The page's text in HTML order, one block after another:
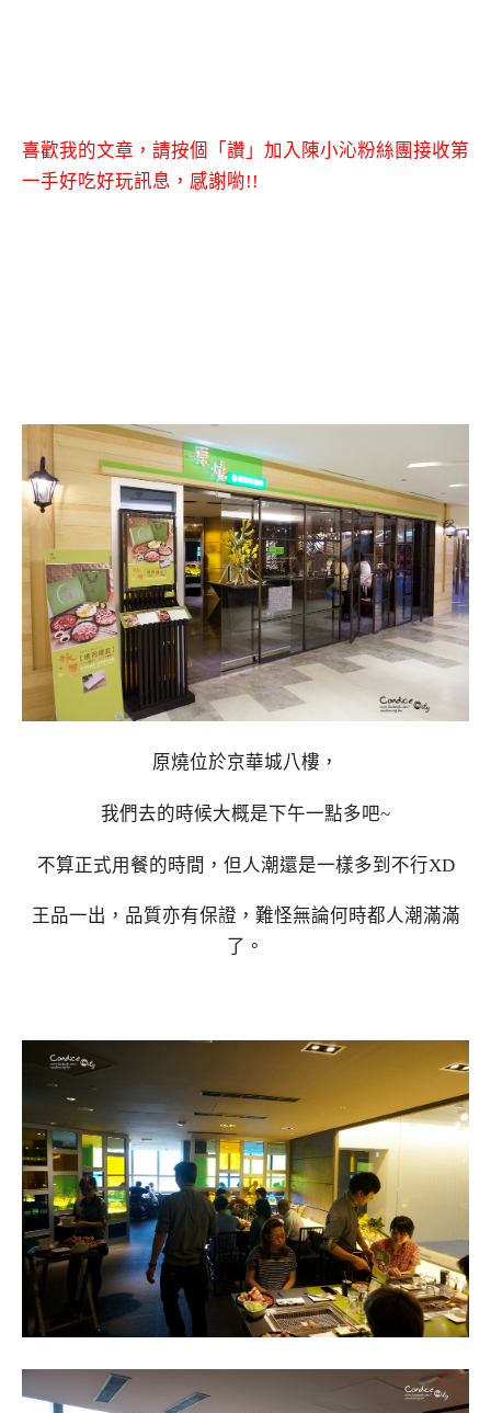
喜歡我的文章，請按個「讚」加入陳小沁粉絲團接收第
一手好吃好玩訊息，感謝喲!!
原燒位於京華城八樓，
我們去的時候大概是下午一點多吧~
不算正式用餐的時間，但人潮還是一樣多到不行XD
王品一出，品質亦有保證，難怪無論何時都人潮滿滿
了。